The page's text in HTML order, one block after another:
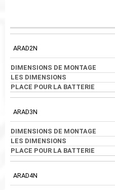
DIMENSIONS DE
MONTAGE
ARAD2N
ARAD3N
ARAD4N